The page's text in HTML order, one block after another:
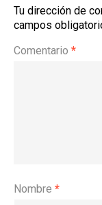
Tu dirección de
campos
Comentario *
Nombre *